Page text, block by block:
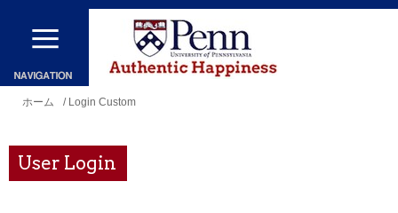
メ
ン
コ
ン
現
地
ホーム / Login Custom
User Login